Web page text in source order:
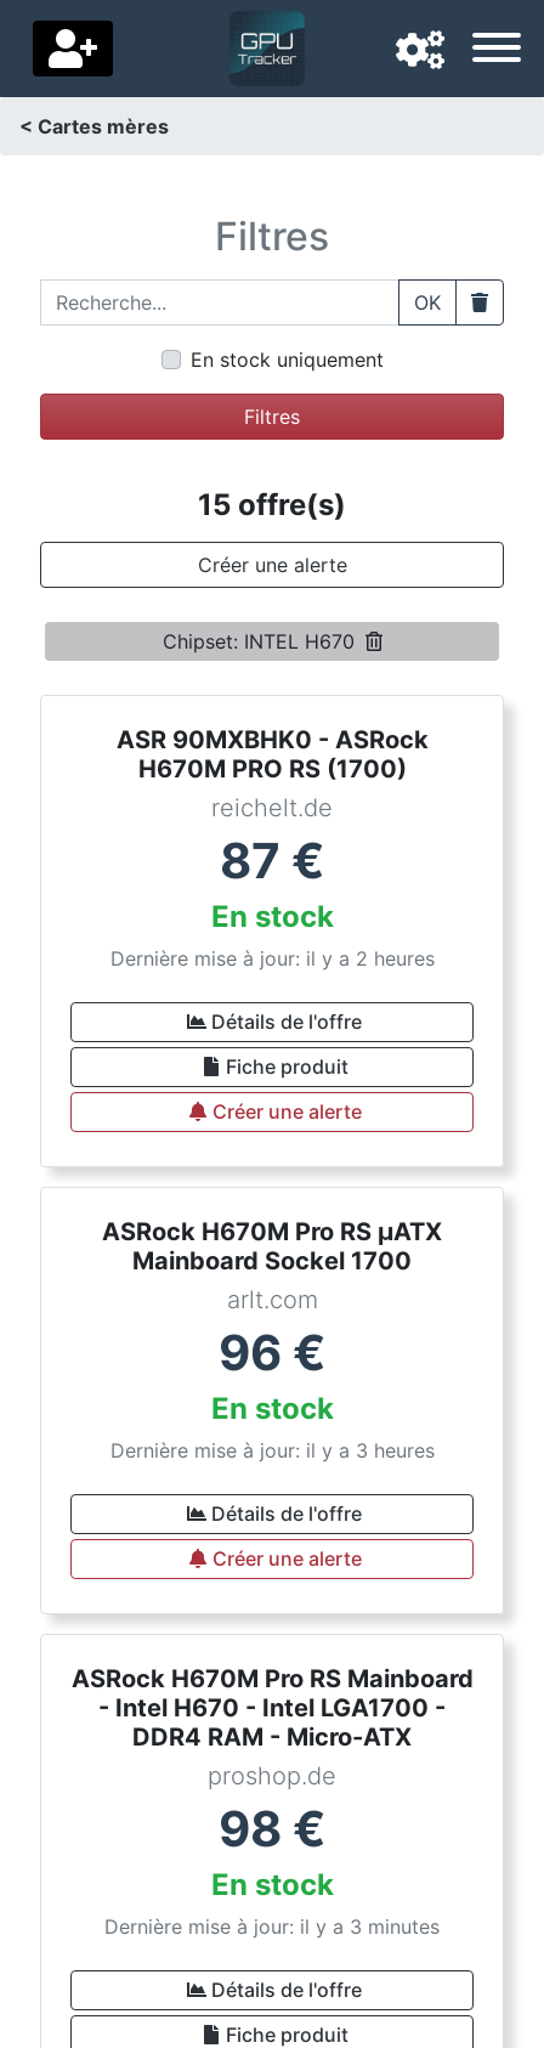
Accueil
Baisses de prix
Paramètres
Soutenez-nous
Conditions
< Cartes mères
Filtres
Recherche... OK Clear
En stock uniquement
Filtres
15 offre(s)
Créer une alerte
Chipset: INTEL H670
ASR 90MXBHK0 - ASRock
H670M PRO RS (1700)
reichelt.de
87 €
En stock
Dernière mise à jour: il y a 2 heures
Détails de l'offre
Fiche produit
Créer une alerte
ASRock H670M Pro RS µATX
Mainboard Sockel 1700
arlt.com
96 €
En stock
Dernière mise à jour: il y a 3 heures
Détails de l'offre
Créer une alerte
ASRock H670M Pro RS Mainboard
- Intel H670 - Intel LGA1700 -
DDR4 RAM - Micro-ATX
proshop.de
98 €
En stock
Dernière mise à jour: il y a 3 minutes
Détails de l'offre
Fiche produit